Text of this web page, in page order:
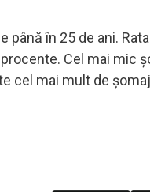
până în 25 de ani. Rata
Cel mai mic
cel mai mult de